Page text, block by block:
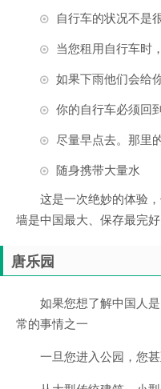
自行车的状况不是
当您租用自行车时
如果下雨他们会给
你的自行车必须回
尽量早点去。那里
随身携带大量水
这是一次绝妙的体验
墙是中国最大、保存最完
唐乐园
如果您想了解中国人
常的事情之一
一旦您进入公园，您